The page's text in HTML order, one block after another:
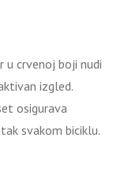
u crvenoj boji nudi
izgled.
osigurava
svakom biciklu.